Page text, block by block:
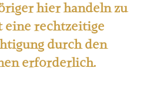
hier handeln zu
eine rechtzeitige
durch den
erforderlich.